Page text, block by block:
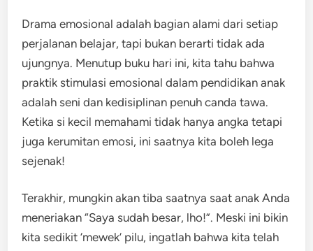
Drama emosional adalah bagian alami dari setiap
perjalanan belajar, tapi bukan berarti tidak ada
ujungnya. Menutup buku hari ini, kita tahu bahwa
praktik stimulasi emosional dalam pendidikan anak
adalah seni dan kedisiplinan penuh canda tawa.
Ketika si kecil memahami tidak hanya angka tetapi
juga kerumitan emosi, ini saatnya kita boleh lega
sejenak!
Terakhir, mungkin akan tiba saatnya saat anak Anda
meneriakan “Saya sudah besar, lho!”. Meski ini bikin
kita sedikit ‘mewek’ pilu, ingatlah bahwa kita telah